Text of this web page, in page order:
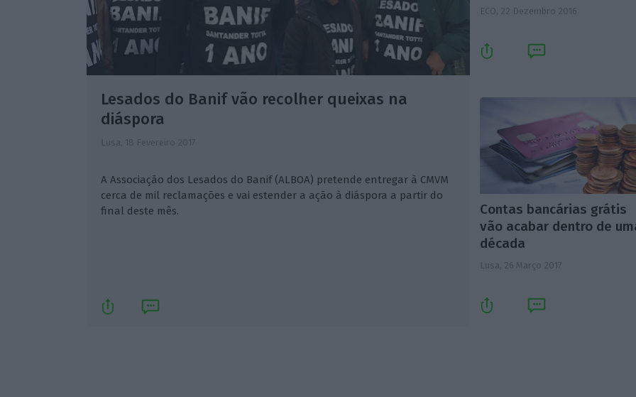
Lesados do Banif vão recolher queixas na
diáspora
Lusa, 18 Fevereiro 2017
A Associação dos Lesados do Banif (ALBOA) pretende entregar à CMVM
cerca de mil reclamações e vai estender a ação à diáspora a partir do
final deste mês.
ECO, 22 Dezembro 2016
Contas bancárias grátis
vão acabar dentro de
década
Lusa, 26 Março 2017